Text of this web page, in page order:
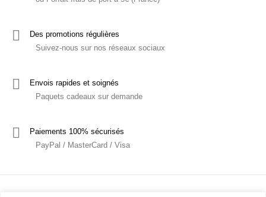
Des promotions régulières
Suivez-nous sur nos réseaux sociaux
Envois rapides et soignés
Paquets cadeaux sur demande
Paiements 100% sécurisés
PayPal / MasterCard / Visa